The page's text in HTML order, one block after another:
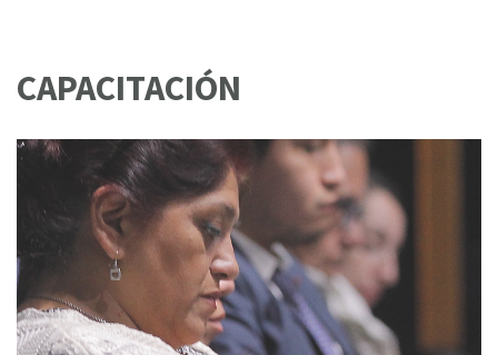
CAPACITACIÓN